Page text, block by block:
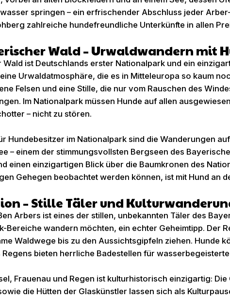
springen – ein erfrischender Abschluss jeder
zahlreiche hundefreundliche Unterkünfte in allen
Wald – Urwaldwandern mit
ist Deutschlands erster Nationalpark und ein
Urwaldatmosphäre, die es in Mitteleuropa so kaum
Felsen und eine Stille, die nur vom Rauschen des
Im Nationalpark müssen Hunde auf allen
– nicht zu stören.
Hundebesitzer im Nationalpark sind die Wanderungen
– einem der stimmungsvollsten Bergseen des
einen einzigartigen Blick über die Baumkronen des
Gehegen beobachtet werden können, ist mit Hund an
– Stille Täler und
Arbers ist eines der stillen, unbekannten Täler des
Bereiche wandern möchten, ein echter Geheimtipp. Der
Waldwege bis zu den Aussichtsgipfeln ziehen. Hunde
bieten herrliche Badestellen für
Frauenau und Regen ist kulturhistorisch einzigartig:
die Hütten der Glaskünstler lassen sich als